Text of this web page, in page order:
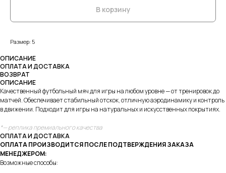
В корзину
Размер: 5
ОПИСАНИЕ
ОПЛАТА И ДОСТАВКА
ВОЗВРАТ
ОПИСАНИЕ
Качественный футбольный мяч для игры на любом уровне — от тренировок до
матчей. Обеспечивает стабильный отскок, отличную аэродинамику и контроль
в движении. Подходит для игры на натуральных и искусственных покрытиях.
*— реплика премиального качества
ОПЛАТА И ДОСТАВКА
ОПЛАТА ПРОИЗВОДИТСЯ ПОСЛЕ ПОДТВЕРЖДЕНИЯ ЗАКАЗА
МЕНЕДЖЕРОМ:
Возможные способы: